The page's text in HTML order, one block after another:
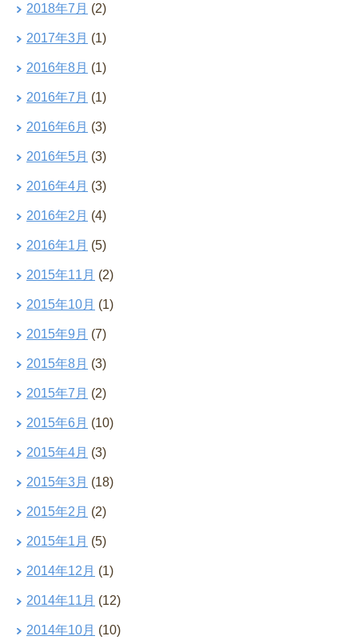
2018年7月 (2)
2017年3月 (1)
2016年8月 (1)
2016年7月 (1)
2016年6月 (3)
2016年5月 (3)
2016年4月 (3)
2016年2月 (4)
2016年1月 (5)
2015年11月 (2)
2015年10月 (1)
2015年9月 (7)
2015年8月 (3)
2015年7月 (2)
2015年6月 (10)
2015年4月 (3)
2015年3月 (18)
2015年2月 (2)
2015年1月 (5)
2014年12月 (1)
2014年11月 (12)
2014年10月 (10)